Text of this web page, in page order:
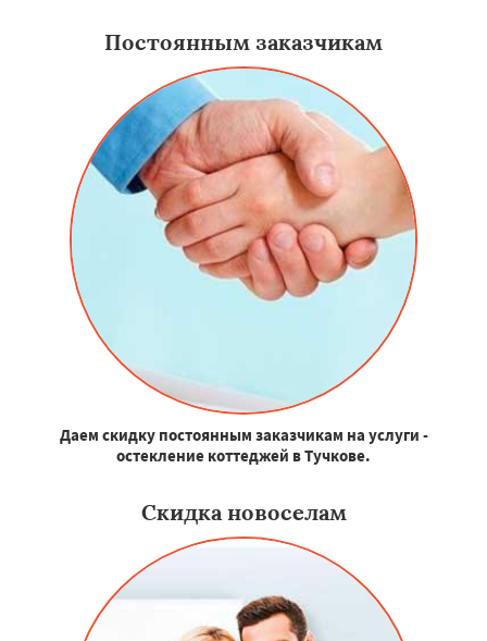
Постоянным заказчикам
Даем скидку постоянным заказчикам на услуги -
остекление коттеджей в Тучкове.
Скидка новоселам